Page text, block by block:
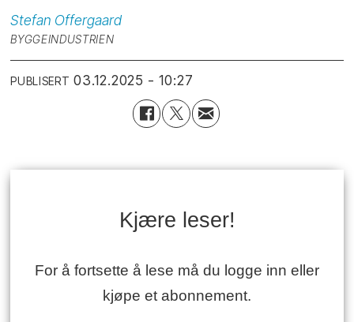
Stefan Offergaard
BYGGEINDUSTRIEN
PUBLISERT 03.12.2025 - 10:27
Kjære leser!
For å fortsette å lese må du logge inn eller
kjøpe et abonnement.